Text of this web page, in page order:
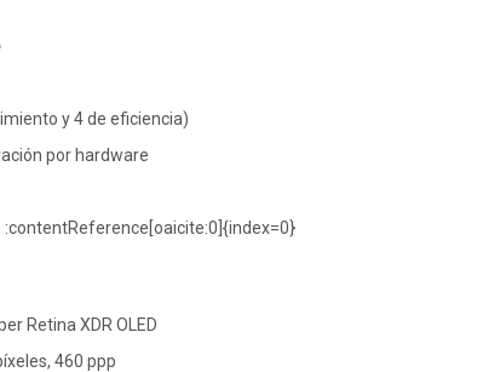
y 4 de eficiencia)
por hardware
:contentReference[oaicite:0]{index=0}
Retina XDR OLED
460 ppp